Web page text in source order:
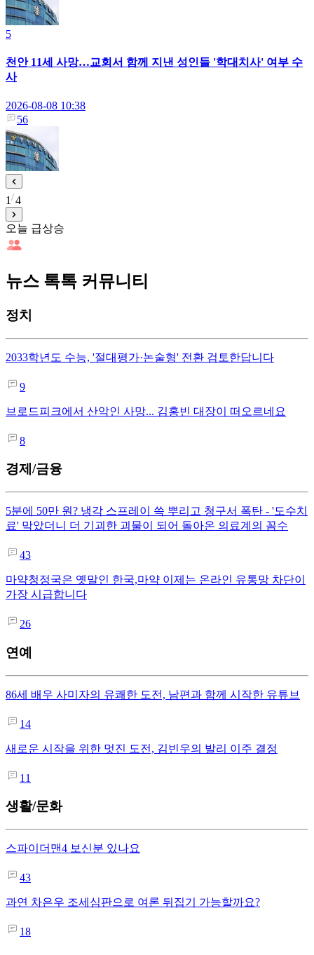
5
천안 11세 사망…교회서 함께 지낸 성인들 '학대치사' 여부 수
사
2026-08-08 10:38
56
1 4
오늘 급상승
뉴스 톡톡 커뮤니티
정치
2033학년도 수능, '절대평가·논술형' 전환 검토한답니다
9
브로드피크에서 산악인 사망... 김홍빈 대장이 떠오르네요
8
경제/금융
5분에 50만 원? 냉각 스프레이 쓱 뿌리고 청구서 폭탄 - '도수치
료' 막았더니 더 기괴한 괴물이 되어 돌아온 의료계의 꼼수
43
마약청정국은 옛말인 한국,마약 이제는 온라인 유통망 차단이
가장 시급합니다
26
연예
86세 배우 사미자의 유쾌한 도전, 남편과 함께 시작한 유튜브
14
새로운 시작을 위한 멋진 도전, 김빈우의 발리 이주 결정
11
생활/문화
스파이더맨4 보신분 있나요
43
과연 차은우 조세심판으로 여론 뒤집기 가능할까요?
18